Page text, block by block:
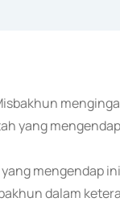
yang
mengendap
dalam